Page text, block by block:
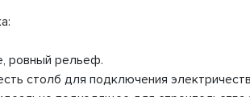
ровный рельеф.
столб для подключения